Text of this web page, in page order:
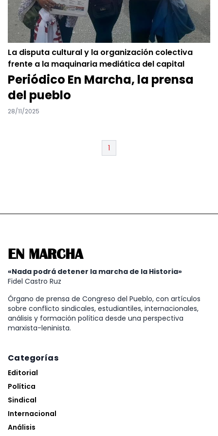
La disputa cultural y la organización colectiva
frente a la maquinaria mediática del capital
Periódico En Marcha, la prensa
del pueblo
28/11/2025
1
EN MARCHA
«Nada podrá detener la marcha de la Historia»
Fidel Castro Ruz
Órgano de prensa de Congreso del Pueblo, con artículos
sobre conflicto sindicales, estudiantiles, internacionales,
análisis y formación política desde una perspectiva
marxista-leninista.
Categorías
Editorial
Política
Sindical
Internacional
Análisis